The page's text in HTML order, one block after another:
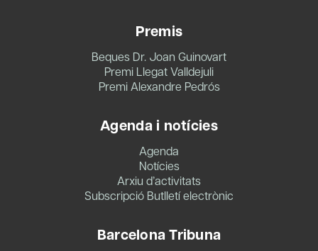
Premis
Beques Dr. Joan Guinovart
Premi Llegat Valldejuli
Premi Alexandre Pedrós
Agenda i notícies
Agenda
Notícies
Arxiu d’activitats
Subscripció Butlletí electrònic
Barcelona Tribuna